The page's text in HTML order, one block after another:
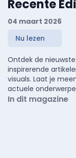
Recente
04 maart 2026
Nu lezen
Ontdek de
inspirerende
visuals. Laat je
actuele
In dit magazine